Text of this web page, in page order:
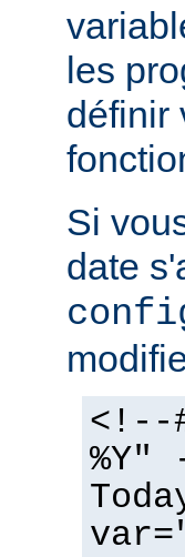
les
définir
Si
date
<!--
%Y"